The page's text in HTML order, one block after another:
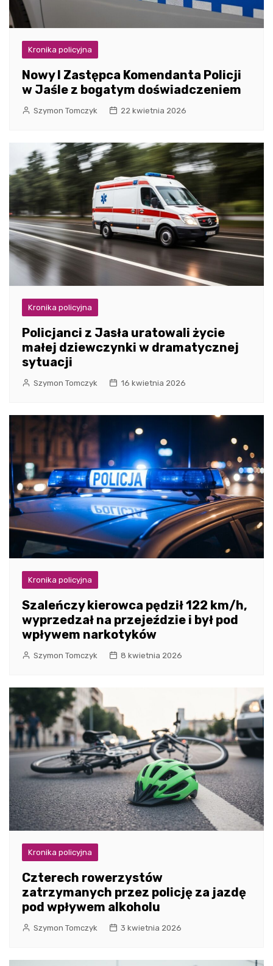
Kronika policyjna
Nowy I Zastępca Komendanta Policji
w Jaśle z bogatym doświadczeniem
Szymon Tomczyk 22 kwietnia 2026
Kronika policyjna
Policjanci z Jasła uratowali życie
małej dziewczynki w dramatycznej
sytuacji
Szymon Tomczyk 16 kwietnia 2026
Kronika policyjna
Szaleńczy kierowca pędził 122 km/h,
wyprzedzał na przejeździe i był pod
wpływem narkotyków
Szymon Tomczyk 8 kwietnia 2026
Kronika policyjna
Czterech rowerzystów
zatrzymanych przez policję za jazdę
pod wpływem alkoholu
Szymon Tomczyk 3 kwietnia 2026